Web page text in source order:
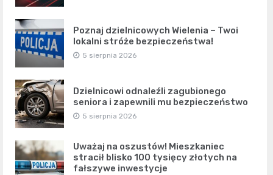
Poznaj dzielnicowych Wielenia – Twoi
lokalni stróże bezpieczeństwa!
5 sierpnia 2026
Dzielnicowi odnaleźli zagubionego
seniora i zapewnili mu bezpieczeństwo
5 sierpnia 2026
Uważaj na oszustów! Mieszkaniec
stracił blisko 100 tysięcy złotych na
fałszywe inwestycje